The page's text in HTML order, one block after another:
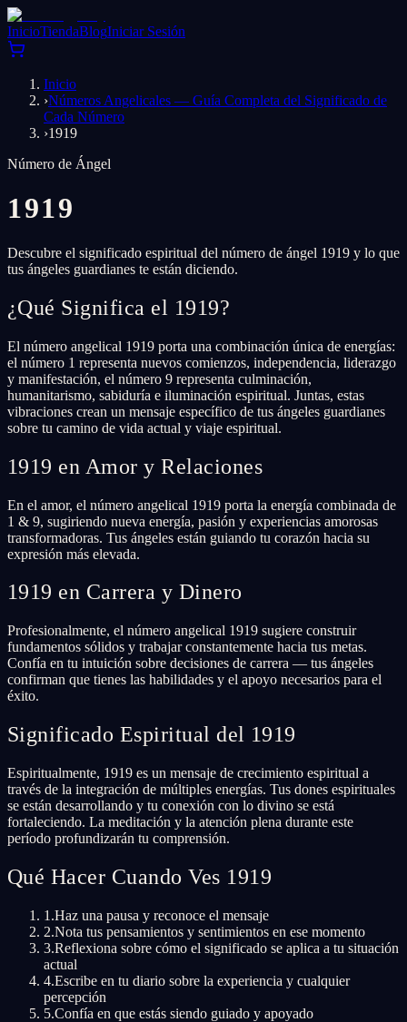
InicioTiendaBlogIniciar Sesión
Inicio
›Números Angelicales — Guía Completa del Significado de
Cada Número
›1919
Número de Ángel
1919
Descubre el significado espiritual del número de ángel 1919 y lo que
tus ángeles guardianes te están diciendo.
¿Qué Significa el 1919?
El número angelical 1919 porta una combinación única de energías:
el número 1 representa nuevos comienzos, independencia, liderazgo
y manifestación, el número 9 representa culminación,
humanitarismo, sabiduría e iluminación espiritual. Juntas, estas
vibraciones crean un mensaje específico de tus ángeles guardianes
sobre tu camino de vida actual y viaje espiritual.
1919 en Amor y Relaciones
En el amor, el número angelical 1919 porta la energía combinada de
1 & 9, sugiriendo nueva energía, pasión y experiencias amorosas
transformadoras. Tus ángeles están guiando tu corazón hacia su
expresión más elevada.
1919 en Carrera y Dinero
Profesionalmente, el número angelical 1919 sugiere construir
fundamentos sólidos y trabajar constantemente hacia tus metas.
Confía en tu intuición sobre decisiones de carrera — tus ángeles
confirman que tienes las habilidades y el apoyo necesarios para el
éxito.
Significado Espiritual del 1919
Espiritualmente, 1919 es un mensaje de crecimiento espiritual a
través de la integración de múltiples energías. Tus dones espirituales
se están desarrollando y tu conexión con lo divino se está
fortaleciendo. La meditación y la atención plena durante este
período profundizarán tu comprensión.
Qué Hacer Cuando Ves 1919
1.Haz una pausa y reconoce el mensaje
2.Nota tus pensamientos y sentimientos en ese momento
3.Reflexiona sobre cómo el significado se aplica a tu situación
actual
4.Escribe en tu diario sobre la experiencia y cualquier
percepción
5.Confía en que estás siendo guiado y apoyado